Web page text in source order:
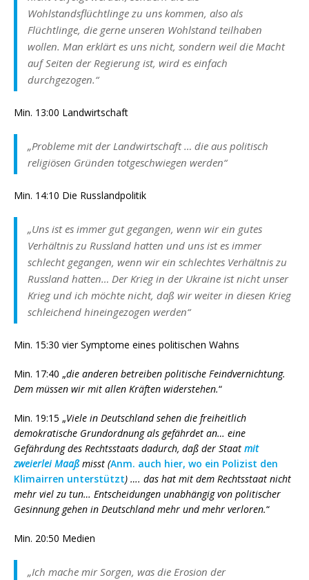
Wohlstandsflüchtlinge zu uns kommen, also als
Flüchtlinge, die gerne unseren Wohlstand teilhaben
wollen. Man erklärt es uns nicht, sondern weil die Macht
auf Seiten der Regierung ist, wird es einfach
durchgezogen.“
Min. 13:00 Landwirtschaft
„Probleme mit der Landwirtschaft … die aus politisch
religiösen Gründen totgeschwiegen werden“
Min. 14:10 Die Russlandpolitik
„Uns ist es immer gut gegangen, wenn wir ein gutes
Verhältnis zu Russland hatten und uns ist es immer
schlecht gegangen, wenn wir ein schlechtes Verhältnis zu
Russland hatten… Der Krieg in der Ukraine ist nicht unser
Krieg und ich möchte nicht, daß wir weiter in diesen Krieg
schleichend hineingezogen werden“
Min. 15:30 vier Symptome eines politischen Wahns
Min. 17:40 „die anderen betreiben politische Feindvernichtung.
Dem müssen wir mit allen Kräften widerstehen.“
Min. 19:15 „Viele in Deutschland sehen die freiheitlich
demokratische Grundordnung als gefährdet an… eine
Gefährdung des Rechtsstaats dadurch, daß der Staat mit
zweierlei Maaßmisst (Anm. auch hier, wo ein Polizist den
Klimairren unterstützt) …. das hat mit dem Rechtsstaat nicht
mehr viel zu tun… Entscheidungen unabhängig von politischer
Gesinnung gehen in Deutschland mehr und mehr verloren.“
Min. 20:50 Medien
„Ich mache mir Sorgen, was die Erosion der